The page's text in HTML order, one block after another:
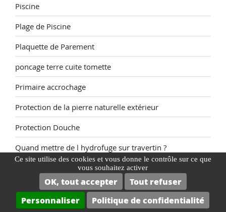
Ce site utilise des cookies et vous donne le contrôle sur ce que
vous souhaitez activer
OK, tout accepter
Tout refuser
Personnaliser
Politique de confidentialité
Piscine
Plage de Piscine
Plaquette de Parement
poncage terre cuite tomette
Primaire accrochage
Protection de la pierre naturelle extérieur
Protection Douche
Quand mettre de l hydrofuge sur travertin ?
quelle solution durable ?
Raviver Terre Cuite
Raviver une pierre naturelle